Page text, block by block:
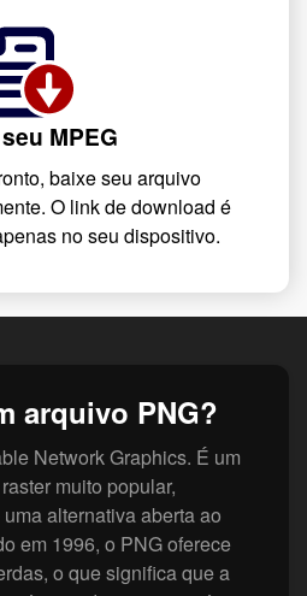
MPEG
baixe seu arquivo
O link de download é
no seu dispositivo.
arquivo PNG?
Network Graphics. É um
muito popular,
alternativa aberta ao
em 1996, o PNG oferece
o que significa que a